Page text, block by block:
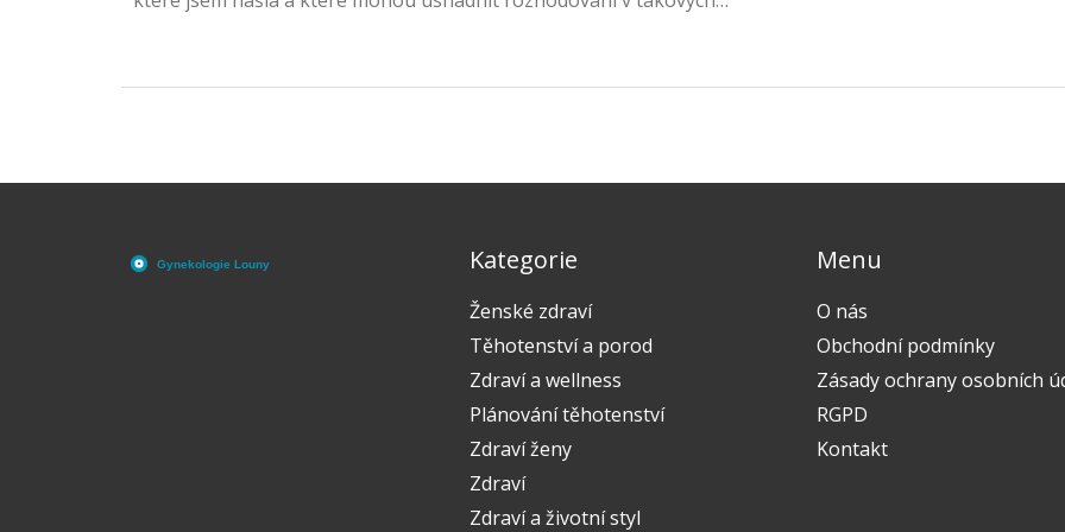
Kategorie
Ženské zdraví
Těhotenství a porod
Zdraví a wellness
Plánování těhotenství
Zdraví ženy
Zdraví
Zdraví a životní styl
Menu
O nás
Obchodní podmínky
Zásady ochrany osobních
RGPD
Kontakt